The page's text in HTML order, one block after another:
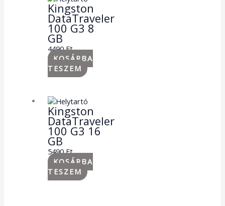
Kingston
DataTraveler
100 G3 8
GB
4490Ft
KOSÁRBA
TESZEM
Kingston
DataTraveler
100 G3 16
GB
5490Ft
KOSÁRBA
TESZEM